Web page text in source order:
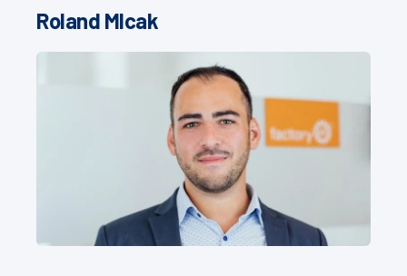
Roland Mlcak